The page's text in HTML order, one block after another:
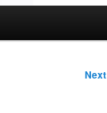
Next